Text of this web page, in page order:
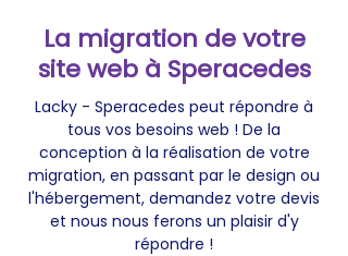
La migration de votre
site web à Speracedes
Lacky - Speracedes peut répondre à
tous vos besoins web ! De la
conception à la réalisation de votre
migration, en passant par le design ou
l'hébergement, demandez votre devis
et nous nous ferons un plaisir d'y
répondre !